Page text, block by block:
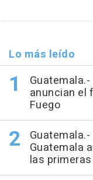
Lo más leído
anuncian el
Fuego
Guatemala
las